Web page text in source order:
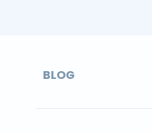
BLOG